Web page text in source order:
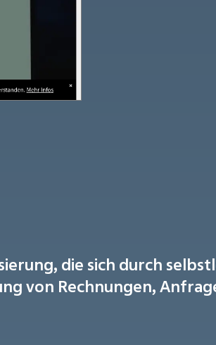
die sich durch
von Rechnungen,